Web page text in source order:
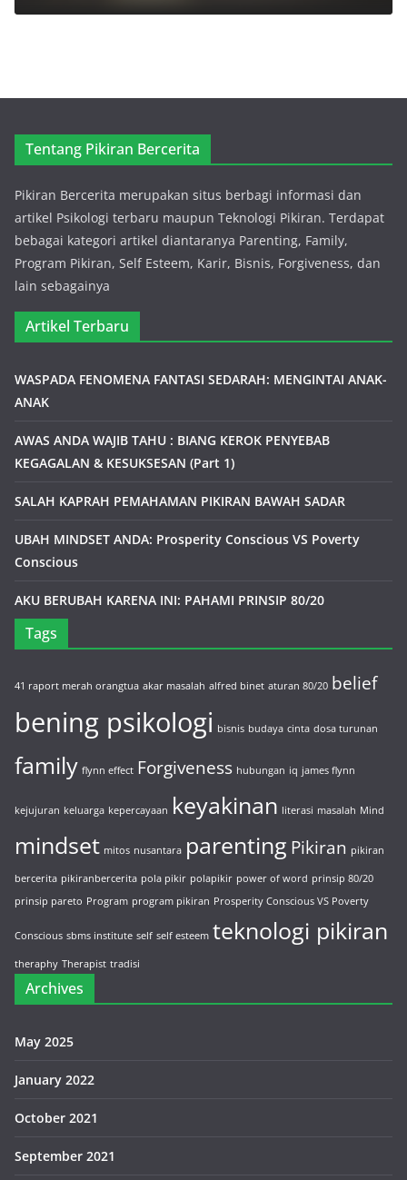
Tentang Pikiran Bercerita
Pikiran Bercerita merupakan situs berbagi informasi dan
artikel Psikologi terbaru maupun Teknologi Pikiran. Terdapat
bebagai kategori artikel diantaranya Parenting, Family,
Program Pikiran, Self Esteem, Karir, Bisnis, Forgiveness, dan
lain sebagainya
Artikel Terbaru
WASPADA FENOMENA FANTASI SEDARAH: MENGINTAI ANAK-
ANAK
AWAS ANDA WAJIB TAHU : BIANG KEROK PENYEBAB
KEGAGALAN & KESUKSESAN (Part 1)
SALAH KAPRAH PEMAHAMAN PIKIRAN BAWAH SADAR
UBAH MINDSET ANDA: Prosperity Conscious VS Poverty
Conscious
AKU BERUBAH KARENA INI: PAHAMI PRINSIP 80/20
Tags
41 raport merah orangtua akar masalah alfred binet aturan 80/20 belief
bening psikologi bisnis budaya cinta dosa turunan
family flynn effect Forgiveness hubungan iq james flynn
kejujuran keluarga kepercayaan keyakinan literasi masalah Mind
mindset mitos nusantara parenting Pikiran pikiran
bercerita pikiranbercerita pola pikir polapikir power of word prinsip 80/20
prinsip pareto Program program pikiran Prosperity Conscious VS Poverty
Conscious sbms institute self self esteem teknologi pikiran
theraphy Therapist tradisi
Archives
May 2025
January 2022
October 2021
September 2021